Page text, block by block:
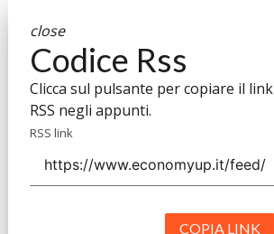
close
Codice Rss
Clicca sul pulsante per copiare il link
RSS negli appunti.
RSS link
COPIA LINK